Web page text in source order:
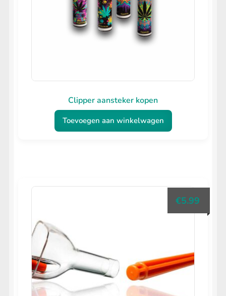
worden
op
Clipper aansteker kopen
Toevoegen aan winkelwagen
€5.99